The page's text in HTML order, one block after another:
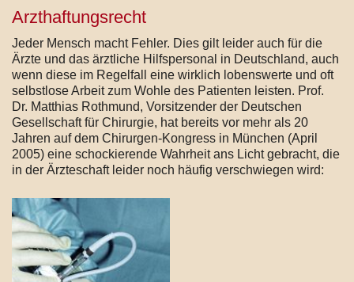
Arzthaftungsrecht
Jeder Mensch macht Fehler. Dies gilt leider auch für die
Ärzte und das ärztliche Hilfspersonal in Deutschland, auch
wenn diese im Regelfall eine wirklich lobenswerte und oft
selbstlose Arbeit zum Wohle des Patienten leisten. Prof.
Dr. Matthias Rothmund, Vorsitzender der Deutschen
Gesellschaft für Chirurgie, hat bereits vor mehr als 20
Jahren auf dem Chirurgen-Kongress in München (April
2005) eine schockierende Wahrheit ans Licht gebracht, die
in der Ärzteschaft leider noch häufig verschwiegen wird: